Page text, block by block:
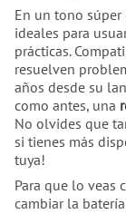
En un tono súper
ideales para
prácticas.
resuelven
años desde su
como antes, una
No olvides que
si tienes más
tuya!
Para que lo veas
cambiar la